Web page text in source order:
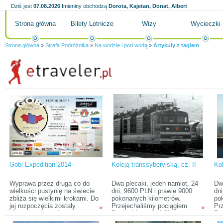
Dziś jest 07.08.2026 Imieniny obchodzą Dorota, Kajetan, Donat, Albert
Strona główna Bilety Lotnicze Wizy Wycieczki
Strona główna » Strefa Podróżnika » Na wodzie i pod wodą » Artykuły z tagiem
Gobi Expedition 2014
Wyprawa przez drugą co do
wielkości pustynię na świecie
zbliża się wielkimi krokami. Do
jej rozpoczęcia zostały
niespełna dwa miesiące, co
sprawia, że jest to dobry
»
Koleją transsyberyjską, cz. II
Dwa plecaki, jeden namiot, 24
dni, 9600 PLN i prawie 9000
pokonanych kilometrów.
Przejechaliśmy pociągiem
Rosję, Mongolię i Chiny,
odwiedzając ciekawe miejsca
»